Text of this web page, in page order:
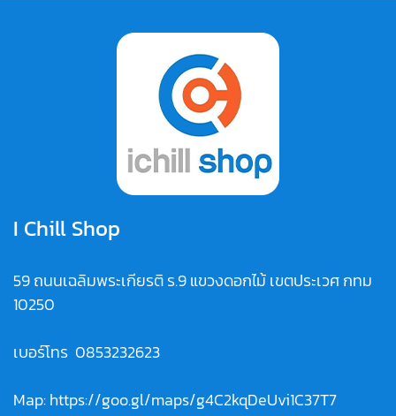
I Chill Shop
59 ถนนเฉลิมพระเกียรติ ร.9 แขวงดอกไม้ เขตประเวศ กทม
10250
เบอร์โทร 0853232623
Map:https://goo.gl/maps/g4C2kqDeUvi1C37T7